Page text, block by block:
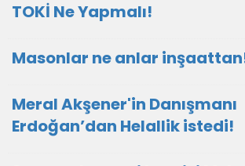
TOKİ Ne Yapmalı!
Masonlar ne anlar
Meral Akşener'in Danışmanı
Erdoğan’dan Helallik istedi!